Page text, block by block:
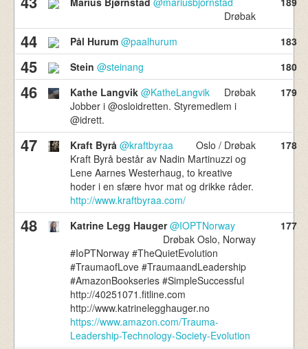
Drøbak
44 Pål Hurum @paalhurum 183
45 Stein @steinang 180
46 Kathe Langvik @KatheLangvik
Drøbak
Jobber i @osloidretten. Styremedlem i
@idrett.
179
47 Kraft Byrå @kraftbyraa
Oslo / Drøbak
Kraft Byrå består av Nadin Martinuzzi og
Lene Aarnes Westerhaug, to kreative
hoder i en sfære hvor mat og drikke råder.
http://www.kraftbyraa.com/
178
48 Katrine Legg Hauger @IOPTNorway
Drøbak Oslo, Norway
#IoPTNorway #TheQuietEvolution
#TraumaofLove #TraumaandLeadership
#AmazonBookseries #SimpleSuccessful
http://40251071.fitline.com
http://www.katrinelegghauger.no
https://www.amazon.com/Trauma-
Leadership-Technology-Society-Evolution
177